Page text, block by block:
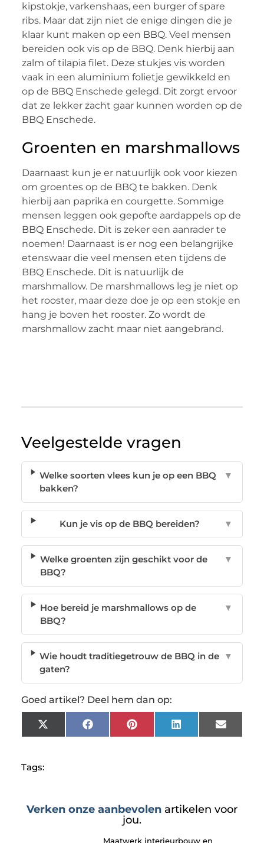
kipstokje, varkenshaas, een burger of spare
ribs. Maar dat zijn niet de enige dingen die je
klaar kunt maken op een BBQ. Veel mensen
bereiden ook vis op de BBQ. Denk hierbij aan
zalm of tilapia filet. Deze stukjes vis worden
vaak in een aluminium folietje gewikkeld en
op de BBQ Enschede gelegd. Dit zorgt ervoor
dat ze lekker zacht gaar kunnen worden op de
BBQ Enschede.
Groenten en marshmallows
Daarnaast kun je er natuurlijk ook voor kiezen
om groentes op de BBQ te bakken. Denk
hierbij aan paprika en courgette. Sommige
mensen leggen ook gepofte aardappels op de
BBQ Enschede. Dit is zeker een aanrader te
noemen! Daarnaast is er nog een belangrijke
etenswaar die veel mensen eten tijdens de
BBQ Enschede. Dit is natuurlijk de
marshmallow. De marshmallows leg je niet op
het rooster, maar deze doe je op een stokje en
hang je boven het rooster. Zo wordt de
marshmallow zacht maar niet aangebrand.
Veelgestelde vragen
Welke soorten vlees kun je op een BBQ
bakken?
▼
Kun je vis op de BBQ bereiden? ▼
Welke groenten zijn geschikt voor de
BBQ?
▼
Hoe bereid je marshmallows op de
BBQ?
▼
Wie houdt traditiegetrouw de BBQ in de
gaten?
▼
Goed artikel? Deel hem dan op:
X
(Twitter)
FacebookPinterest LinkedIn Email
Tags:
Verken onze aanbevolen artikelen voor
jou.
Maatwerk interieurbouw en